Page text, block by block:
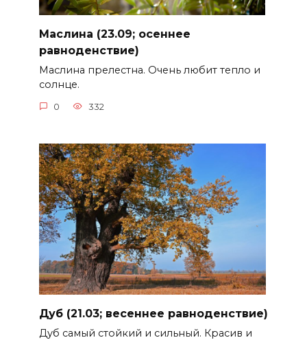
Маслина (23.09; осеннее
равноденствие)
Маслина прелестна. Очень любит тепло и
солнце.
0 332
Дуб (21.03; весеннее равноденствие)
Дуб самый стойкий и сильный. Красив и